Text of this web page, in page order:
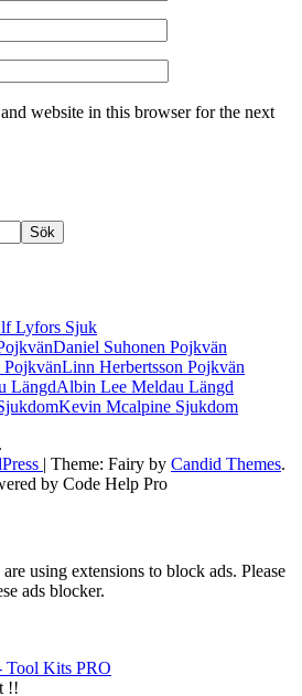
website in this browser for the next
Sök
Lyfors Sjuk
Daniel Suhonen Pojkvän
Linn Herbertsson Pojkvän
Albin Lee Meldau Längd
Kevin Mcalpine Sjukdom
| Theme: Fairy by Candid Themes.
using extensions to block ads. Please
ads blocker.
!!